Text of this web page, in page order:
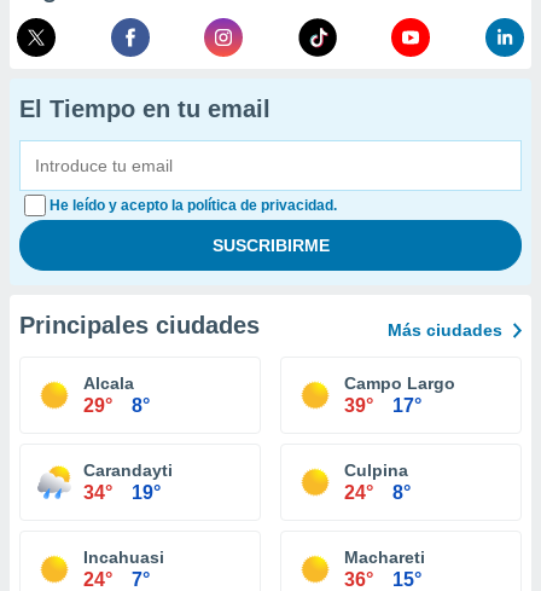
El Tiempo en tu email
He leído y acepto la política de privacidad.
Principales ciudades Más ciudades
Alcala
29° 8°
Campo Largo
39° 17°
Carandayti
34° 19°
Culpina
24° 8°
Incahuasi
24° 7°
Machareti
36° 15°